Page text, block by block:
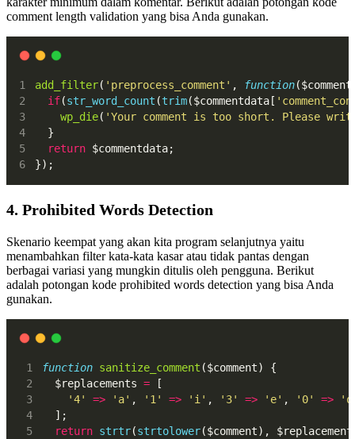
comment length validation yang bisa Anda gunakan.
add_filter( 'preprocess_comment' , function
if(str_word_count (trim($commentdata[
wp_die( 'Your comment is too short. Please
  }
return $commentdata;
});
4. Prohibited Words Detection
Skenario keempat yang akan kita program selanjutnya yaitu
menambahkan filter kata-kata kasar atau tidak pantas dengan
berbagai variasi yang mungkin ditulis oleh pengguna. Berikut
adalah potongan kode prohibited words detection yang bisa Anda
gunakan.
function sanitize_comment ($comment) {
  $replacements
= [
'4'
=> 'a' , '1' => 'i' , '3' => 'e' , '0' =>
  ];
return strtr(strtolower($comment),